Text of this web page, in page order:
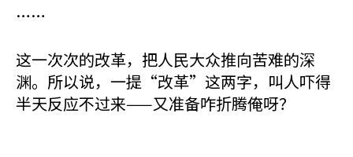
……
这一次次的改革，把人民大众推向苦难的深
渊。所以说，一提“改革”这两字，叫人吓得
半天反应不过来——又准备咋折腾俺呀？